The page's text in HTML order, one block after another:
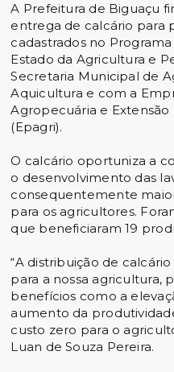
A Prefeitura de Biguaçu
entrega de calcário para
cadastrados no
Estado da Agricultura e
Secretaria Municipal de
Aquicultura e com a
Agropecuária e Extensão
(Epagri).
O calcário oportuniza a
o desenvolvimento das
consequentemente
para os agricultores.
que beneficiaram 19
“A distribuição de
para a nossa agricultura,
benefícios como a
aumento da
custo zero para o
Luan de Souza Pereira.